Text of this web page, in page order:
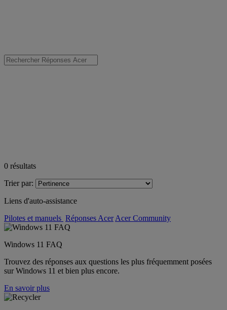
0 résultats
Trier par:
Liens d'auto-assistance
Pilotes et manuels Réponses Acer Acer Community
Windows 11 FAQ
Trouvez des réponses aux questions les plus fréquemment posées
sur Windows 11 et bien plus encore.
En savoir plus